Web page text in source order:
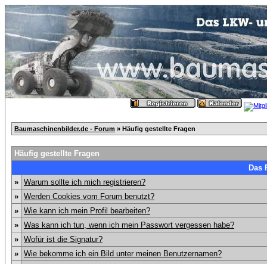
Baumaschinenbilder.de - Forum » Häufig gestellte Fragen
Häufig gestellte Fragen
Das
» Warum sollte ich mich registrieren?
» Werden Cookies vom Forum benutzt?
» Wie kann ich mein Profil bearbeiten?
» Was kann ich tun, wenn ich mein Passwort vergessen habe?
» Wofür ist die Signatur?
» Wie bekomme ich ein Bild unter meinen Benutzernamen?